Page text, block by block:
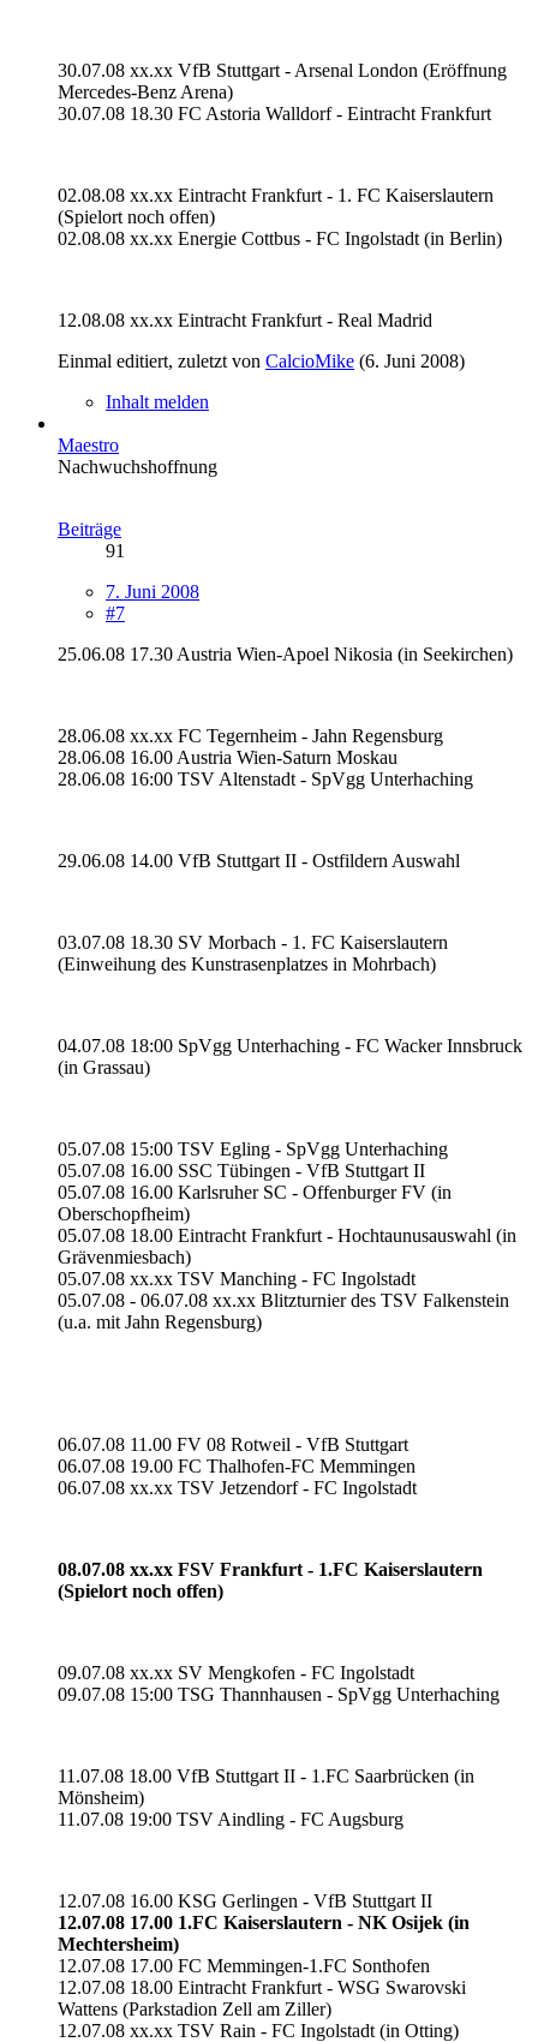
30.07.08 xx.xx VfB Stuttgart - Arsenal London (Eröffnung
Mercedes-Benz Arena)
30.07.08 18.30 FC Astoria Walldorf - Eintracht Frankfurt
02.08.08 xx.xx Eintracht Frankfurt - 1. FC Kaiserslautern
(Spielort noch offen)
02.08.08 xx.xx Energie Cottbus - FC Ingolstadt (in Berlin)
12.08.08 xx.xx Eintracht Frankfurt - Real Madrid
Einmal editiert, zuletzt von CalcioMike (6. Juni 2008)
Inhalt melden
Maestro
Nachwuchshoffnung
Beiträge
91
7. Juni 2008
#7
25.06.08 17.30 Austria Wien-Apoel Nikosia (in Seekirchen)
28.06.08 xx.xx FC Tegernheim - Jahn Regensburg
28.06.08 16.00 Austria Wien-Saturn Moskau
28.06.08 16:00 TSV Altenstadt - SpVgg Unterhaching
29.06.08 14.00 VfB Stuttgart II - Ostfildern Auswahl
03.07.08 18.30 SV Morbach - 1. FC Kaiserslautern
(Einweihung des Kunstrasenplatzes in Mohrbach)
04.07.08 18:00 SpVgg Unterhaching - FC Wacker Innsbruck
(in Grassau)
05.07.08 15:00 TSV Egling - SpVgg Unterhaching
05.07.08 16.00 SSC Tübingen - VfB Stuttgart II
05.07.08 16.00 Karlsruher SC - Offenburger FV (in
Oberschopfheim)
05.07.08 18.00 Eintracht Frankfurt - Hochtaunusauswahl (in
Grävenmiesbach)
05.07.08 xx.xx TSV Manching - FC Ingolstadt
05.07.08 - 06.07.08 xx.xx Blitzturnier des TSV Falkenstein
(u.a. mit Jahn Regensburg)
06.07.08 11.00 FV 08 Rotweil - VfB Stuttgart
06.07.08 19.00 FC Thalhofen-FC Memmingen
06.07.08 xx.xx TSV Jetzendorf - FC Ingolstadt
08.07.08 xx.xx FSV Frankfurt - 1.FC Kaiserslautern
(Spielort noch offen)
09.07.08 xx.xx SV Mengkofen - FC Ingolstadt
09.07.08 15:00 TSG Thannhausen - SpVgg Unterhaching
11.07.08 18.00 VfB Stuttgart II - 1.FC Saarbrücken (in
Mönsheim)
11.07.08 19:00 TSV Aindling - FC Augsburg
12.07.08 16.00 KSG Gerlingen - VfB Stuttgart II
12.07.08 17.00 1.FC Kaiserslautern - NK Osijek (in
Mechtersheim)
12.07.08 17.00 FC Memmingen-1.FC Sonthofen
12.07.08 18.00 Eintracht Frankfurt - WSG Swarovski
Wattens (Parkstadion Zell am Ziller)
12.07.08 xx.xx TSV Rain - FC Ingolstadt (in Otting)